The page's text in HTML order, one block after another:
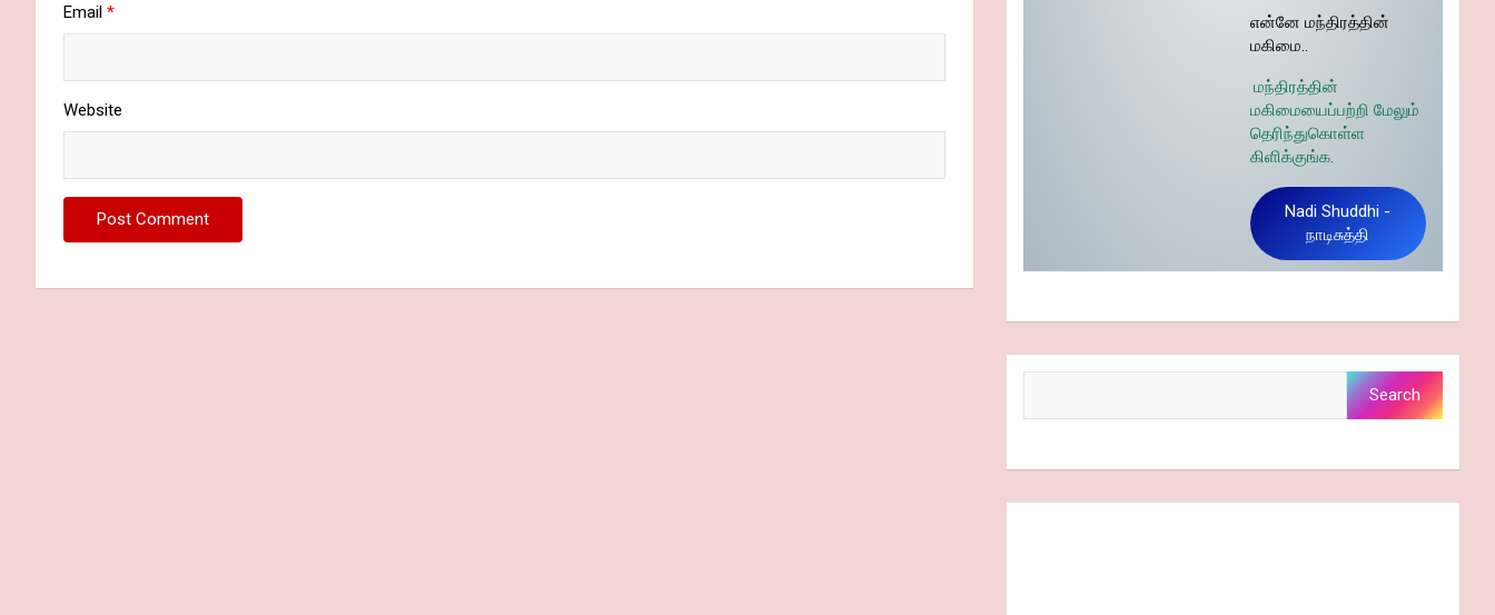
Email *
Website
என்னே மந்திரத்தின்
மகிமை..
மந்திரத்தின்
மகிமையைப்பற்றி மேலும்
தெரிந்துகொள்ள
கிளிக்குங்க.
Nadi Shuddhi -
நாடிசுத்தி
Search